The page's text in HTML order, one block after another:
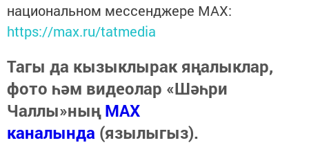
национальном мессенджере MАХ:
https://max.ru/tatmedia
Тагы да кызыклырак яңалыклар,
фото һәм видеолар «Шәһри
Чаллы»ныңMAX
каналында (язылыгыз).